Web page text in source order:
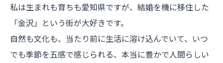
私は生まれも育ちも愛知県ですが、結婚を機に移住した
「金沢」という街が大好きです。
自然も文化も、当たり前に生活に溶け込んでいて、いつ
でも季節を五感で感じられる、本当に豊かで人間らしい